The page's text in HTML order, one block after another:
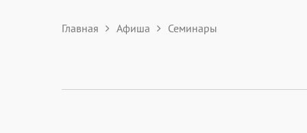
Главная Афиша Семинары